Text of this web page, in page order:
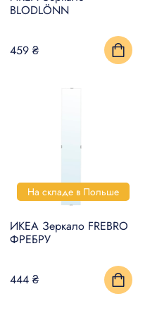
BLODLÖNN
459 ₴
На складе в Польше
ИКЕА Зеркало FREBRO
ФРЕБРУ
444 ₴